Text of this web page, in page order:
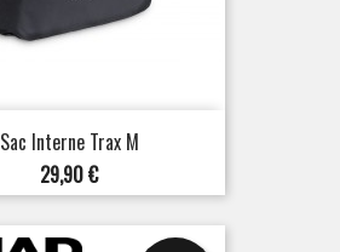
Sac Interne Trax M
Prix
29,90 €